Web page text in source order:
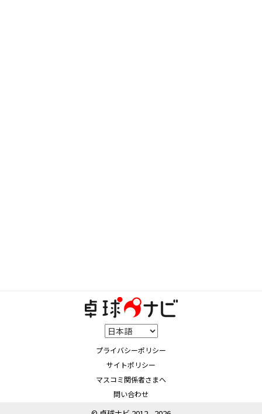
プライバシーポリシー
サイトポリシー
マスコミ関係者さまへ
問い合わせ